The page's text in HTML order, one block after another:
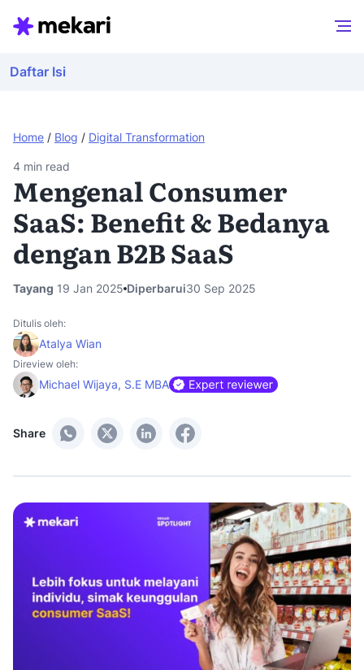
Home / Blog / Digital Transformation
Daftar Isi
4 min read
Mengenal Consumer
SaaS: Benefit & Bedanya
dengan B2B SaaS
Tayang 19 Jan 2025 Diperbarui30 Sep 2025
Share
Ditulis oleh:
Atalya Wian
Direview oleh:
Michael Wijaya, S.E MBA